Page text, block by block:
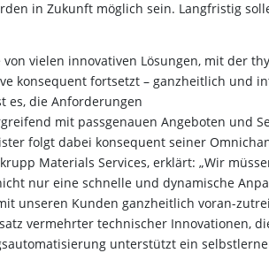
in Zukunft möglich sein. Langfristig
von vielen innovativen Lösungen, mit der
konsequent fortsetzt – ganzheitlich und
es, die Anforderungen
mit passgenauen Angeboten und
folgt dabei konsequent seiner
Materials Services, erklärt: „Wir
nur eine schnelle und dynamische
unseren Kunden ganzheitlich voran-
vermehrter technischer Innovationen,
unterstützt ein